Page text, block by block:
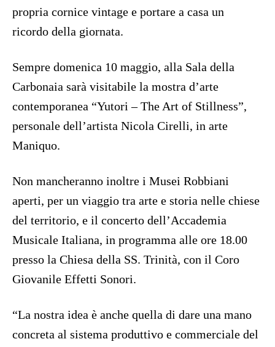
propria cornice vintage e portare a casa un
ricordo della giornata.
Sempre domenica 10 maggio, alla Sala della
Carbonaia sarà visitabile la mostra d’arte
contemporanea “Yutori – The Art of Stillness”,
personale dell’artista Nicola Cirelli, in arte
Maniquo.
Non mancheranno inoltre i Musei Robbiani
aperti, per un viaggio tra arte e storia nelle chiese
del territorio, e il concerto dell’Accademia
Musicale Italiana, in programma alle ore 18.00
presso la Chiesa della SS. Trinità, con il Coro
Giovanile Effetti Sonori.
“La nostra idea è anche quella di dare una mano
concreta al sistema produttivo e commerciale del